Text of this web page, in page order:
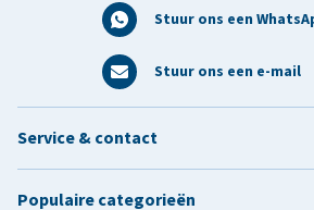
Stuur ons een
Stuur ons een e-mail
Service & contact
Populaire categorieën